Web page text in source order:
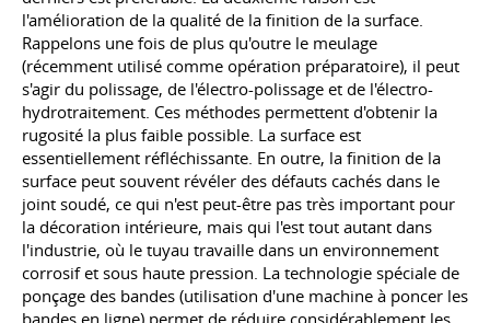
l'amélioration de la qualité de la finition de la surface.
Rappelons une fois de plus qu'outre le meulage
(récemment utilisé comme opération préparatoire), il peut
s'agir du polissage, de l'électro-polissage et de l'électro-
hydrotraitement. Ces méthodes permettent d'obtenir la
rugosité la plus faible possible. La surface est
essentiellement réfléchissante. En outre, la finition de la
surface peut souvent révéler des défauts cachés dans le
joint soudé, ce qui n'est peut-être pas très important pour
la décoration intérieure, mais qui l'est tout autant dans
l'industrie, où le tuyau travaille dans un environnement
corrosif et sous haute pression. La technologie spéciale de
ponçage des bandes (utilisation d'une machine à poncer les
bandes en ligne) permet de réduire considérablement les